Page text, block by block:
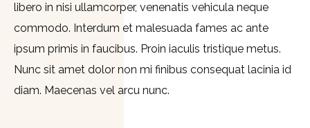
libero in nisi ullamcorper, venenatis vehicula neque
commodo. Interdum et malesuada fames ac ante
ipsum primis in faucibus. Proin iaculis tristique metus.
Nunc sit amet dolor non mi finibus consequat lacinia id
diam. Maecenas vel arcu nunc.